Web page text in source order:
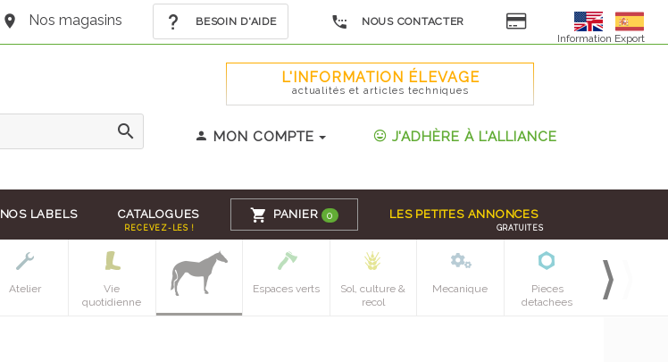
Nos magasins BESOIN D'AIDE
NOUS CONTACTER
Information Export
L'INFORMATION ÉLEVAGE
actualités et articles techniques
MON COMPTE J'ADHÈRE À L'ALLIANCE
NOS LABELS CATALOGUES
RECEVEZ-LES !
PANIER 0 LES PETITES ANNONCES
GRATUITES
Atelier
Vie
quotidienne
Espaces verts
Sol, culture &
recol
Mecanique
Pieces
detachees